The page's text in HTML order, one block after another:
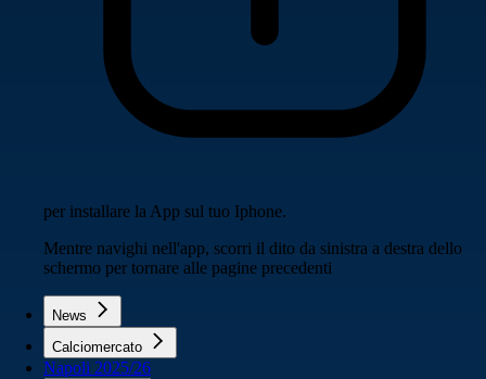
per installare la App sul tuo Iphone.
Mentre navighi nell'app, scorri il dito da sinistra a destra dello
schermo per tornare alle pagine precedenti
News
Calciomercato
Napoli 2025/26